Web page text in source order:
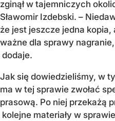
zginął w tajemniczych
Sławomir Izdebski. –
że jest jeszcze jedna
ważne dla sprawy
dodaje.
Jak się dowiedzieliśmy, w
ma w tej sprawie zwołać
prasową. Po niej przekażą
kolejne materiały w